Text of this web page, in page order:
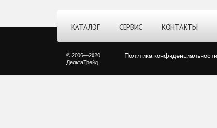
КАТАЛОГ СЕРВИС КОНТАКТЫ
Политика конфиденциальности
© 2006—2020
ДельтаТрейд